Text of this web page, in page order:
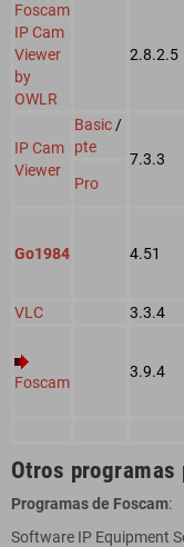
Foscam
IP Cam
Viewer
by
OWLR
2.8.2.5
IP Cam
Viewer
Basic /
pte
7.3.3
Pro
Go1984 4.51
VLC 3.3.4
Foscam
3.9.4
Otros programas
Programas de Foscam:
Software IP Equipment